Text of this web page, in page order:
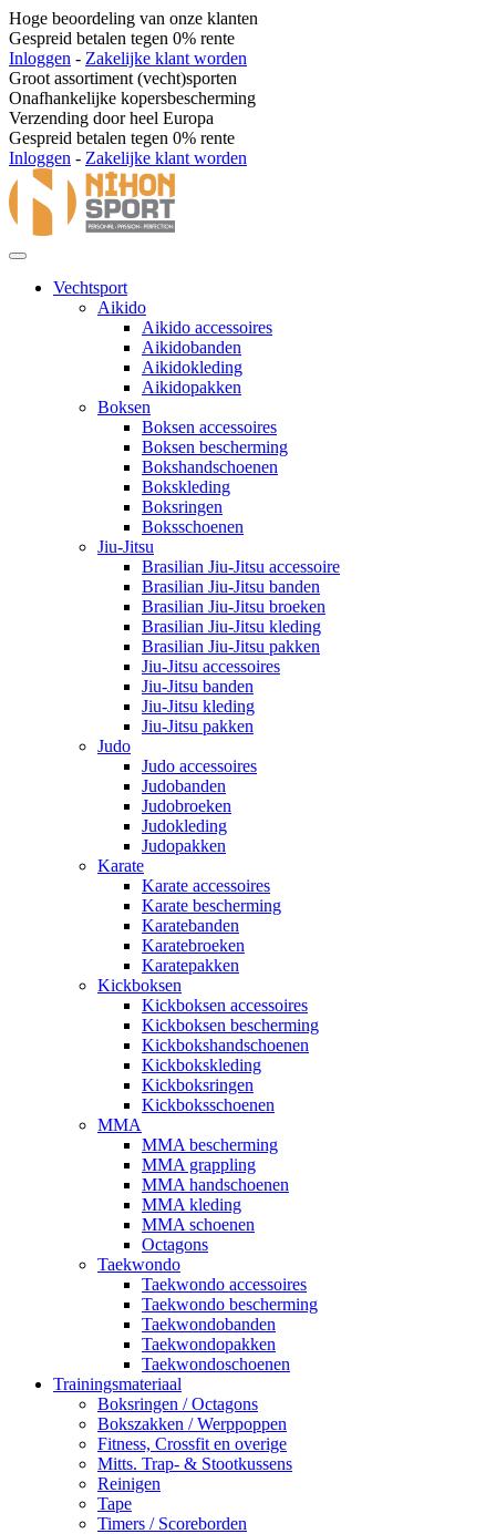
Hoge beoordeling van onze klanten
Gespreid betalen tegen 0% rente
Inloggen - Zakelijke klant worden
Groot assortiment (vecht)sporten
Onafhankelijke kopersbescherming
Verzending door heel Europa
Gespreid betalen tegen 0% rente
Inloggen - Zakelijke klant worden
Vechtsport
Aikido
Aikido accessoires
Aikidobanden
Aikidokleding
Aikidopakken
Boksen
Boksen accessoires
Boksen bescherming
Bokshandschoenen
Bokskleding
Boksringen
Boksschoenen
Jiu-Jitsu
Brasilian Jiu-Jitsu accessoire
Brasilian Jiu-Jitsu banden
Brasilian Jiu-Jitsu broeken
Brasilian Jiu-Jitsu kleding
Brasilian Jiu-Jitsu pakken
Jiu-Jitsu accessoires
Jiu-Jitsu banden
Jiu-Jitsu kleding
Jiu-Jitsu pakken
Judo
Judo accessoires
Judobanden
Judobroeken
Judokleding
Judopakken
Karate
Karate accessoires
Karate bescherming
Karatebanden
Karatebroeken
Karatepakken
Kickboksen
Kickboksen accessoires
Kickboksen bescherming
Kickbokshandschoenen
Kickbokskleding
Kickboksringen
Kickboksschoenen
MMA
MMA bescherming
MMA grappling
MMA handschoenen
MMA kleding
MMA schoenen
Octagons
Taekwondo
Taekwondo accessoires
Taekwondo bescherming
Taekwondobanden
Taekwondopakken
Taekwondoschoenen
Trainingsmateriaal
Boksringen / Octagons
Bokszakken / Werppoppen
Fitness, Crossfit en overige
Mitts. Trap- & Stootkussens
Reinigen
Tape
Timers / Scoreborden